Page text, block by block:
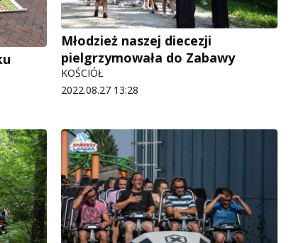
Młodzież naszej diecezji
pielgrzymowała do Zabawy
KOŚCIÓŁ
2022.08.27 13:28